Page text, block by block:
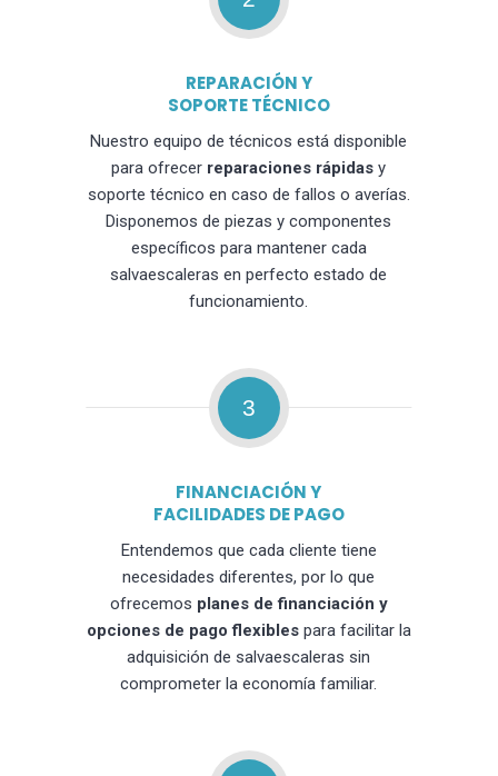
REPARACIÓN Y
SOPORTE TÉCNICO
Nuestro equipo de técnicos está disponible
para ofrecer reparaciones rápidas y
soporte técnico en caso de fallos o averías.
Disponemos de piezas y componentes
específicos para mantener cada
salvaescaleras en perfecto estado de
funcionamiento.
3
FINANCIACIÓN Y
FACILIDADES DE PAGO
Entendemos que cada cliente tiene
necesidades diferentes, por lo que
ofrecemos planes de financiación y
opciones de pago flexiblespara facilitar la
adquisición de salvaescaleras sin
comprometer la economía familiar.